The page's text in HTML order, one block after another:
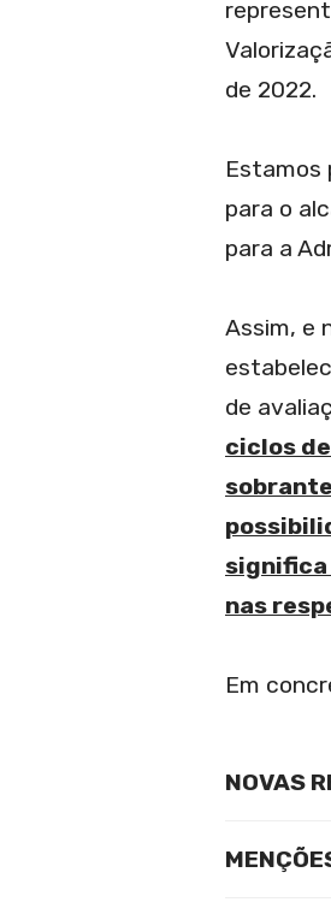
de 2022.
Estamos
para o
para a
Assim, e
de
ciclos
significa
nas
Em
NOVAS